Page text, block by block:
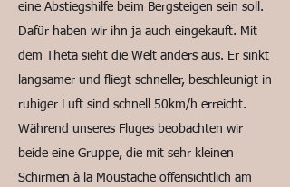
eine Abstiegshilfe beim Bergsteigen sein soll.
Dafür haben wir ihn ja auch eingekauft. Mit
dem Theta sieht die Welt anders aus. Er sinkt
langsamer und fliegt schneller, beschleunigt in
ruhiger Luft sind schnell 50km/h erreicht.
Während unseres Fluges beobachten wir
beide eine Gruppe, die mit sehr kleinen
Schirmen à la Moustache offensichtlich am